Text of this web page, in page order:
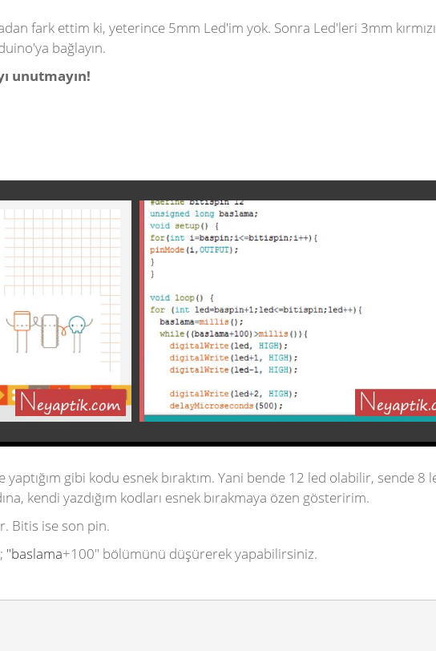
fark ettim ki, yeterince 5mm Led'im yok. Sonra Led'leri 3mm
bağlayın.
unutmayın!
yaptığım gibi kodu esnek bıraktım. Yani bende 12 led olabilir, sende 8
kendi yazdığım kodları esnek bırakmaya özen gösteririm.
Bitis ise son pin.
"baslama+100" bölümünü düşürerek yapabilirsiniz.